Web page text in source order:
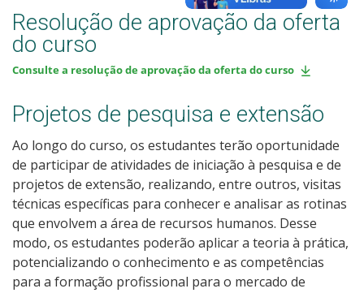
Resolução de aprovação da oferta
do curso
Consulte a resolução de aprovação da oferta do curso
Projetos de pesquisa e extensão
Ao longo do curso, os estudantes terão oportunidade
de participar de atividades de iniciação à pesquisa e de
projetos de extensão, realizando, entre outros, visitas
técnicas específicas para conhecer e analisar as rotinas
que envolvem a área de recursos humanos. Desse
modo, os estudantes poderão aplicar a teoria à prática,
potencializando o conhecimento e as competências
para a formação profissional para o mercado de